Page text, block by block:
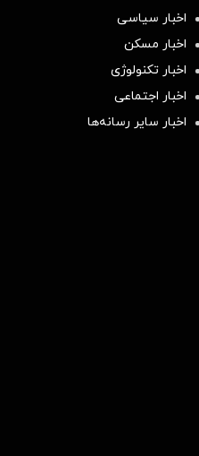
اخبار سیاسی
اخبار مسکن
اخبار تکنولوژی
اخبار اجتماعی
اخبار سایر رسانه‌‌ها